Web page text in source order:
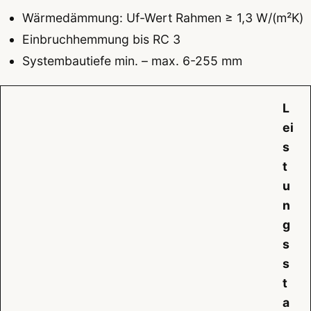
Wärmedämmung: Uf-Wert Rahmen ≥ 1,3 W/(m²K)
Einbruchhemmung bis RC 3
Systembautiefe min. – max. 6-255 mm
L
ei
s
t
u
n
g
s
s
t
a